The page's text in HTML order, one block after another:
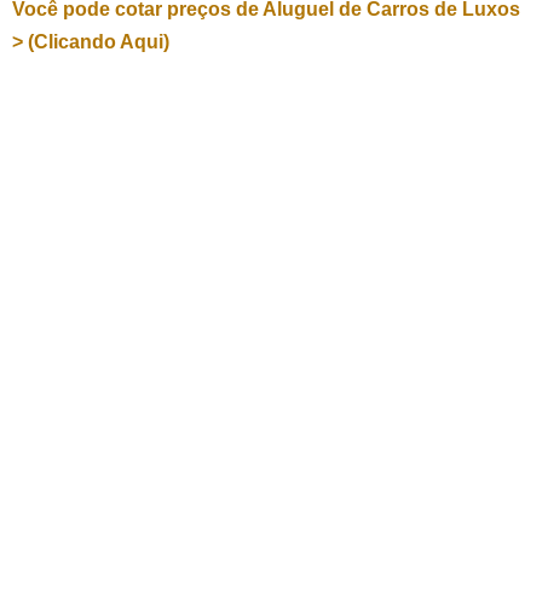
Você pode cotar preços de Aluguel de Carros de Luxos
> (Clicando Aqui)